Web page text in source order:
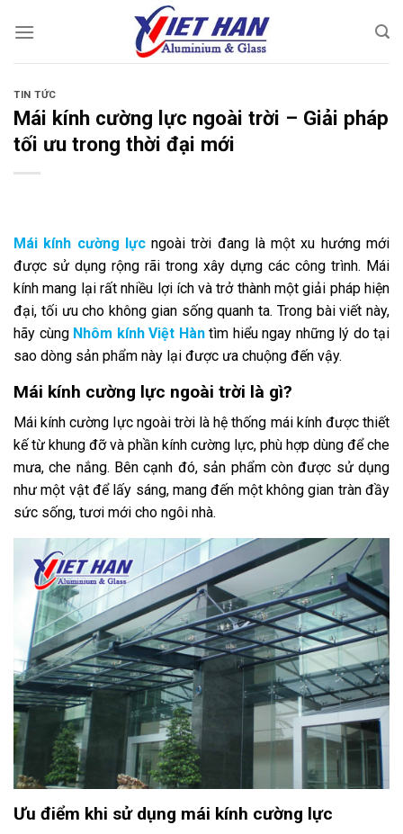
đến
TIN TỨC
Mái kính cường lực ngoài trời – Giải pháp
tối ưu trong thời đại mới
Mái kính cường lựcngoài trời đang là một xu hướng mới
được sử dụng rộng rãi trong xây dựng các công trình. Mái
kính mang lại rất nhiều lợi ích và trở thành một giải pháp hiện
đại, tối ưu cho không gian sống quanh ta. Trong bài viết này,
hãy cùng Nhôm kính Việt Hàntìm hiểu ngay những lý do tại
sao dòng sản phẩm này lại được ưa chuộng đến vậy.
Mái kính cường lực ngoài trời là gì?
Mái kính cường lực ngoài trời là hệ thống mái kính được thiết
kếtừ khung đỡ và phần kính cường lực, phù hợp dùng để che
mưa, che nắng. Bên cạnh đó, sản phẩm còn được sử dụng
như một vật để lấy sáng, mang đến một không gian tràn đầy
sức sống, tươi mới cho ngôi nhà.
Ưu điểm khi sử dụng mái kính cường lực